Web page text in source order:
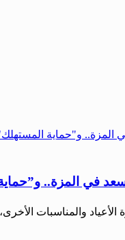
في المزة..
والمناسبات